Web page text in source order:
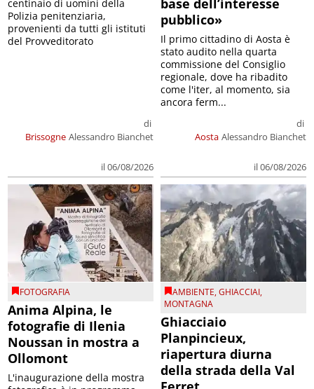
Brissogne
di
Alessandro Bianchet
il 06/08/2026
centinaio di uomini della
Polizia penitenziaria,
provenienti da tutti gli istituti
del Provveditorato
base dell’interesse
pubblico»
Aosta
di
Alessandro Bianchet
il 06/08/2026
Il primo cittadino di Aosta è
stato audito nella quarta
commissione del Consiglio
regionale, dove ha ribadito
come l'iter, al momento, sia
ancora ferm...
FOTOGRAFIA
Anima Alpina, le
fotografie di Ilenia
Noussan in mostra a
Ollomont
L'inaugurazione della mostra
AMBIENTE,GHIACCIAI,
MONTAGNA
Ghiacciaio
Planpincieux,
riapertura diurna
della strada della Val